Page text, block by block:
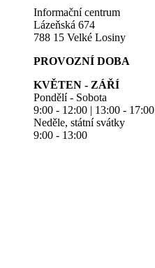
Informační centrum
Lázeňská 674
788 15 Velké Losiny
PROVOZNÍ DOBA
KVĚTEN - ZÁŘÍ
Pondělí - Sobota
9:00 - 12:00 | 13:00 - 17:00
Neděle, státní svátky
9:00 - 13:00